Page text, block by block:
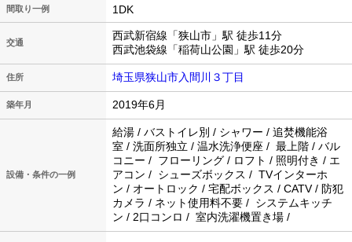
間取り一例 1DK
交通
西武新宿線「狭山市」駅 徒歩11分
西武池袋線「稲荷山公園」駅 徒歩20分
住所 埼玉県狭山市入間川３丁目
築年月 2019年6月
設備・条件の一例
給湯 / バストイレ別 / シャワー / 追焚機能浴
室 / 洗面所独立 / 温水洗浄便座 / 最上階 / バル
コニー / フローリング / ロフト / 照明付き / エ
アコン / シューズボックス / TVインターホ
ン / オートロック / 宅配ボックス / CATV / 防犯
カメラ / ネット使用料不要 / システムキッチ
ン / 2口コンロ / 室内洗濯機置き場 /